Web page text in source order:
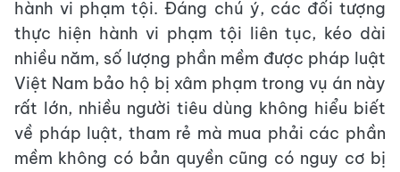
hành vi phạm tội. Đáng chú ý, các đối tượng
thực hiện hành vi phạm tội liên tục, kéo dài
nhiều năm, số lượng phần mềm được pháp luật
Việt Nam bảo hộ bị xâm phạm trong vụ án này
rất lớn, nhiều người tiêu dùng không hiểu biết
về pháp luật, tham rẻ mà mua phải các phần
mềm không có bản quyền cũng có nguy cơ bị